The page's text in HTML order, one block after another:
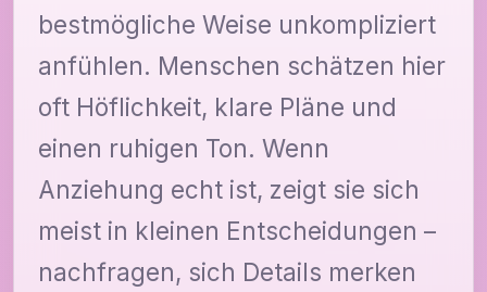
bestmögliche Weise unkompliziert
anfühlen. Menschen schätzen hier
oft Höflichkeit, klare Pläne und
einen ruhigen Ton. Wenn
Anziehung echt ist, zeigt sie sich
meist in kleinen Entscheidungen –
nachfragen, sich Details merken